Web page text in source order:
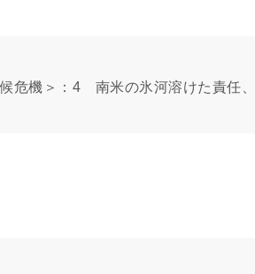
危機＞：4 南米の氷河溶けた責任